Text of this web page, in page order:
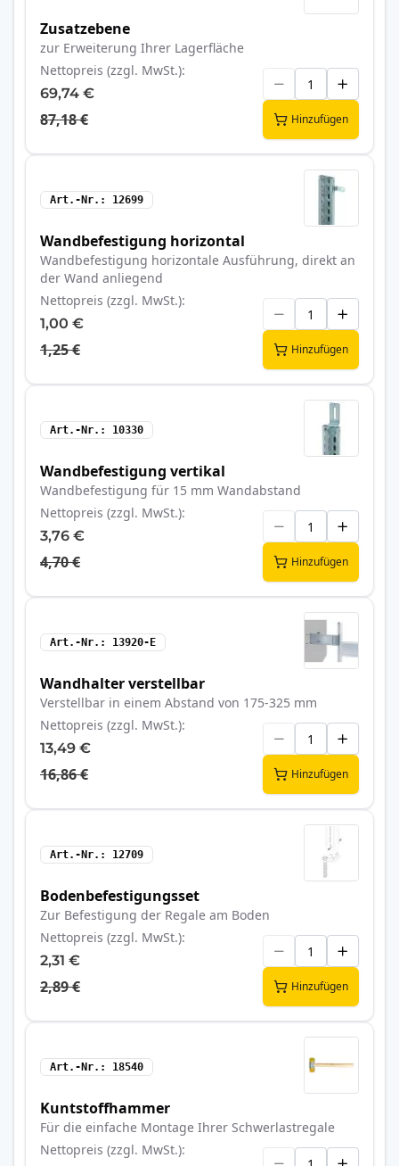
Zusatzebene
zur Erweiterung Ihrer Lagerfläche
Nettopreis (zzgl. MwSt.)
69,74 €
87,18 € Hinzufügen
Art.-Nr. 12699
Wandbefestigung horizontal
Wandbefestigung horizontale Ausführung, direkt an
der Wand anliegend
Nettopreis (zzgl. MwSt.)
1,00 €
1,25 € Hinzufügen
Art.-Nr. 10330
Wandbefestigung vertikal
Wandbefestigung für 15 mm Wandabstand
Nettopreis (zzgl. MwSt.)
3,76 €
4,70 € Hinzufügen
Art.-Nr. 13920-E
Wandhalter verstellbar
Verstellbar in einem Abstand von 175-325 mm
Nettopreis (zzgl. MwSt.)
13,49 €
16,86 € Hinzufügen
Art.-Nr. 12709
Bodenbefestigungsset
Zur Befestigung der Regale am Boden
Nettopreis (zzgl. MwSt.)
2,31 €
2,89 € Hinzufügen
Art.-Nr. 18540
Kuntstoffhammer
Für die einfache Montage Ihrer Schwerlastregale
Nettopreis (zzgl. MwSt.)